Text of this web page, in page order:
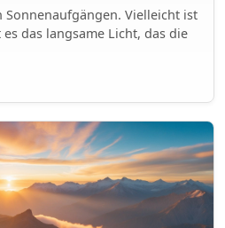
Sonnenaufgängen. Vielleicht ist
das langsame Licht, das die